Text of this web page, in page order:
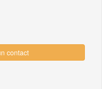
contact